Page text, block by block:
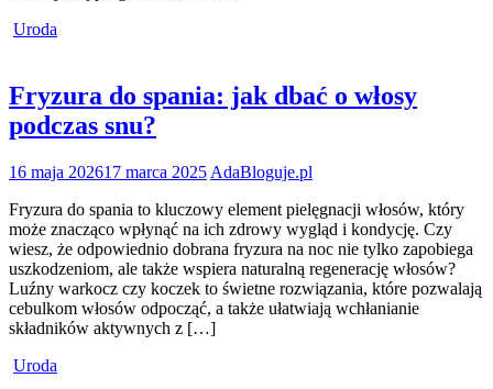
Uroda
Fryzura do spania: jak dbać o włosy
podczas snu?
16 maja 202617 marca 2025 AdaBloguje.pl
Fryzura do spania to kluczowy element pielęgnacji włosów, który
może znacząco wpłynąć na ich zdrowy wygląd i kondycję. Czy
wiesz, że odpowiednio dobrana fryzura na noc nie tylko zapobiega
uszkodzeniom, ale także wspiera naturalną regenerację włosów?
Luźny warkocz czy koczek to świetne rozwiązania, które pozwalają
cebulkom włosów odpocząć, a także ułatwiają wchłanianie
składników aktywnych z […]
Uroda